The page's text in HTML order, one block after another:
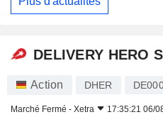
DELIVERY HERO
Action DHER
Marché Fermé - Xetra 17:35:21 06/